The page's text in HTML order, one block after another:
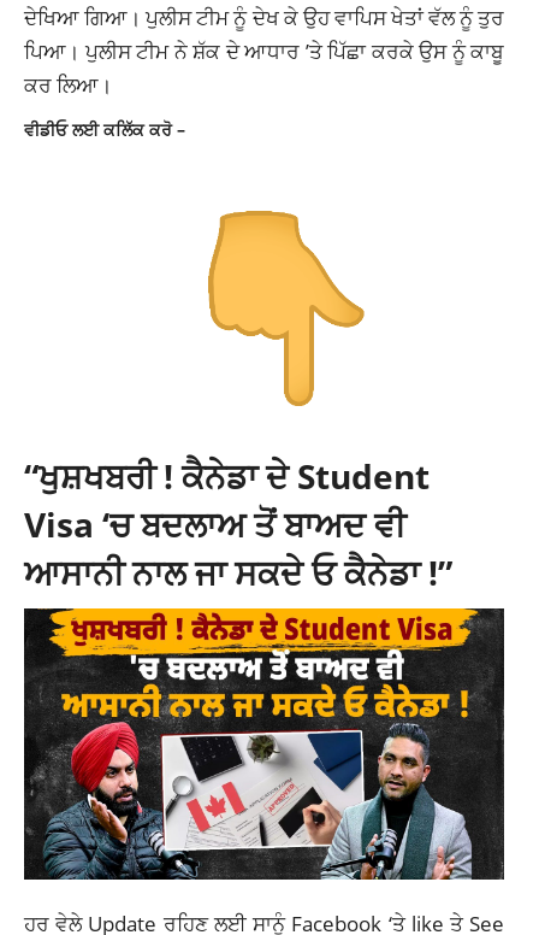
ਦੇਖਿਆ ਗਿਆ। ਪੁਲੀਸ ਟੀਮ ਨੂੰ ਦੇਖ ਕੇ ਉਹ ਵਾਪਿਸ ਖੇਤਾਂ ਵੱਲ ਨੂੰ ਤੁਰ
ਪਿਆ। ਪੁਲੀਸ ਟੀਮ ਨੇ ਸ਼ੱਕ ਦੇ ਆਧਾਰ ’ਤੇ ਪਿੱਛਾ ਕਰਕੇ ਉਸ ਨੂੰ ਕਾਬੂ
ਕਰ ਲਿਆ।
ਵੀਡੀਓ ਲਈ ਕਲਿੱਕ ਕਰੋ –
“ਖੁਸ਼ਖਬਰੀ ! ਕੈਨੇਡਾ ਦੇ Student
Visa ‘ਚ ਬਦਲਾਅ ਤੋਂ ਬਾਅਦ ਵੀ
ਆਸਾਨੀ ਨਾਲ ਜਾ ਸਕਦੇ ਓ ਕੈਨੇਡਾ !”
ਹਰ ਵੇਲੇ Update ਰਹਿਣ ਲਈ ਸਾਨੂੰ Facebook ‘ਤੇ like ਤੇ See